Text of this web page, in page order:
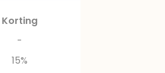
Korting
-
15%